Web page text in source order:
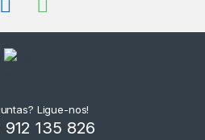
Ligue-nos!
912 135 826